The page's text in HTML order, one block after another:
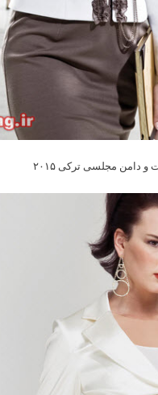
دامن مجلسی ترکی ۲۰۱۵